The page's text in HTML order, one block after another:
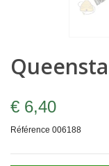
€ 6,40
Référence 006188